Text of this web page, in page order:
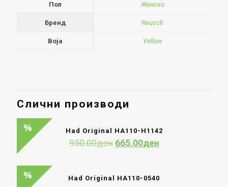
Пол Женско
Бренд Reusch
Boja Yellow
Слични производи
Had Original HA110-H1142
950.00ден Original
665.00денCurrent
Had Original HA110-0540